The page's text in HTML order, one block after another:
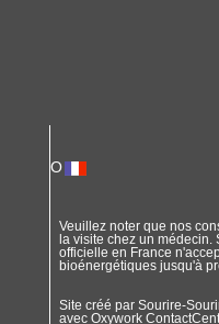
O
Veuillez noter que nos
la visite chez un
officielle en France
bioénergétiques jusqu'à
Site créé par Sourire-
avec Oxywork